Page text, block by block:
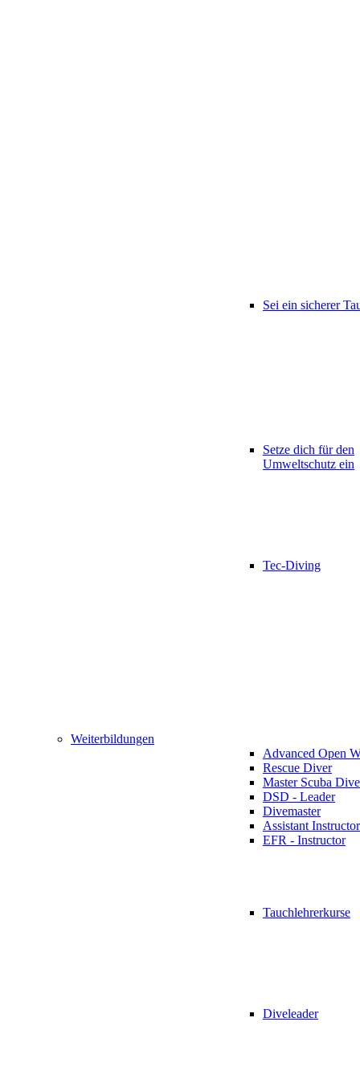
Sei ein sicherer
Setze dich für den
Umweltschutz ein
Tec-Diving
Weiterbildungen
Advanced Open
Rescue Diver
Master Scuba
DSD - Leader
Divemaster
Assistant Instructor
EFR - Instructor
Tauchlehrerkurse
Diveleader